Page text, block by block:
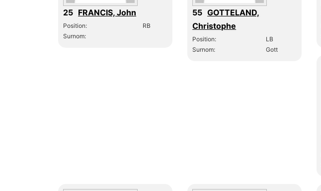
25 FRANCIS, John
Position:
RB
Surnom:
55 GOTTELAND,
Christophe
Position:
LB
Surnom:
Gott